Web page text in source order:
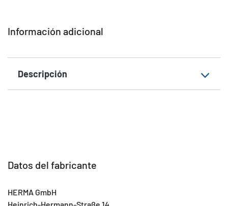
Información adicional
Descripción
Datos del fabricante
HERMA GmbH
Heinrich-Hermann-Straße 14